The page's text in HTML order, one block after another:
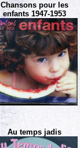
Chansons pour les
enfants 1947-1953
Au temps jadis